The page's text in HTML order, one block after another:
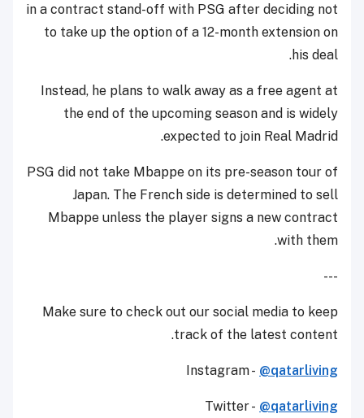
in a contract stand-off with PSG after deciding not
to take up the option of a 12-month extension on
his deal.
Instead, he plans to walk away as a free agent at
the end of the upcoming season and is widely
expected to join Real Madrid.
PSG did not take Mbappe on its pre-season tour of
Japan. The French side is determined to sell
Mbappe unless the player signs a new contract
with them.
---
Make sure to check out our social media to keep
track of the latest content.
Instagram - @qatarliving
Twitter - @qatarliving